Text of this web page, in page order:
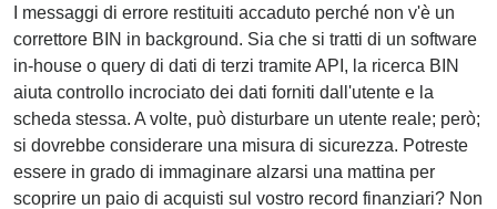
I messaggi di errore restituiti accaduto perché non v'è un
correttore BIN in background. Sia che si tratti di un software
in-house o query di dati di terzi tramite API, la ricerca BIN
aiuta controllo incrociato dei dati forniti dall'utente e la
scheda stessa. A volte, può disturbare un utente reale; però;
si dovrebbe considerare una misura di sicurezza. Potreste
essere in grado di immaginare alzarsi una mattina per
scoprire un paio di acquisti sul vostro record finanziari? Non